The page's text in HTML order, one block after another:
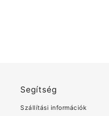
Segítség
Szállítási információk